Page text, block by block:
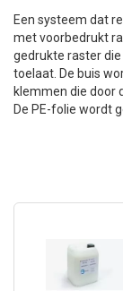
Een systeem dat
met voorbedrukt
gedrukte raster
toelaat. De buis
klemmen die door
De PE-folie wordt